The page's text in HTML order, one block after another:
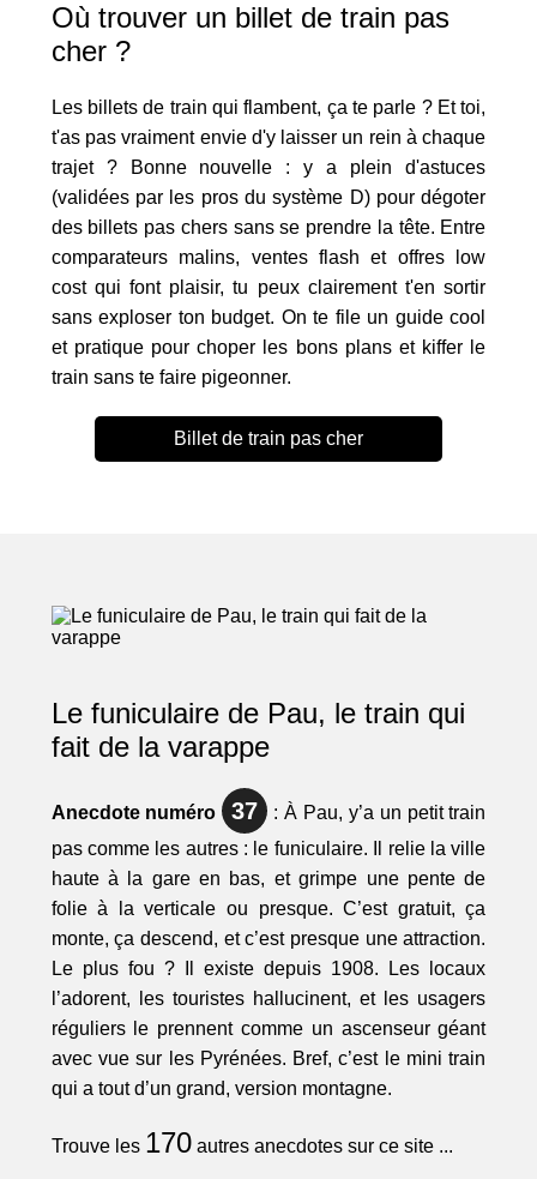
Où trouver un billet de train pas
cher ?
Les billets de train qui flambent, ça te parle ? Et toi,
t'as pas vraiment envie d'y laisser un rein à chaque
trajet ? Bonne nouvelle : y a plein d'astuces
(validées par les pros du système D) pour dégoter
des billets pas chers sans se prendre la tête. Entre
comparateurs malins, ventes flash et offres low
cost qui font plaisir, tu peux clairement t'en sortir
sans exploser ton budget. On te file un guide cool
et pratique pour choper les bons plans et kiffer le
train sans te faire pigeonner.
Billet de train pas cher
Le funiculaire de Pau, le train qui
fait de la varappe
Anecdote numéro 37
: À Pau, y’a un petit train
pas comme les autres : le funiculaire. Il relie la ville
haute à la gare en bas, et grimpe une pente de
folie à la verticale ou presque. C’est gratuit, ça
monte, ça descend, et c’est presque une attraction.
Le plus fou ? Il existe depuis 1908. Les locaux
l’adorent, les touristes hallucinent, et les usagers
réguliers le prennent comme un ascenseur géant
avec vue sur les Pyrénées. Bref, c’est le mini train
qui a tout d’un grand, version montagne.
Trouve les 170autres anecdotes sur ce site ...